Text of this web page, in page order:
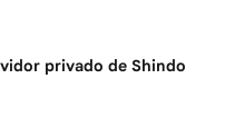
privado de Shindo